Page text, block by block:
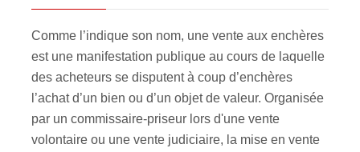
Comme l’indique son nom, une vente aux enchères
est une manifestation publique au cours de laquelle
des acheteurs se disputent à coup d’enchères
l’achat d’un bien ou d’un objet de valeur. Organisée
par un commissaire-priseur lors d'une vente
volontaire ou une vente judiciaire, la mise en vente